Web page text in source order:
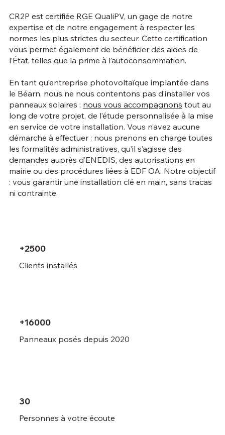
CR2P est certifiée RGE QualiPV, un gage de notre
expertise et de notre engagement à respecter les
normes les plus strictes du secteur. Cette certification
vous permet également de bénéficier des aides de
l’État, telles que la prime à l’autoconsommation.
En tant qu’entreprise photovoltaïque implantée dans
le Béarn, nous ne nous contentons pas d’installer vos
panneaux solaires : nous vous accompagnons tout au
long de votre projet, de l’étude personnalisée à la mise
en service de votre installation. Vous n’avez aucune
démarche à effectuer : nous prenons en charge toutes
les formalités administratives, qu’il s’agisse des
demandes auprès d’ENEDIS, des autorisations en
mairie ou des procédures liées à EDF OA. Notre objectif
: vous garantir une installation clé en main, sans tracas
ni contrainte.
+2500
Clients installés
+16000
Panneaux posés depuis 2020
30
Personnes à votre écoute